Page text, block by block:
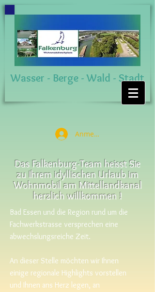
Wasser - Berge - Wald - Stadt
Anmelden
Das Falkenburg-Team heisst Sie
zu Ihrem idyllischen Urlaub im
Wohnmobil am Mittellandkanal
herzlich willkommen !
Bad Essen und die Region rund um die
Fachwerkstrasse versprechen eine
abwechslungsreiche Zeit.
An dieser Stelle möchten wir Ihnen
einige regionale Highlights vorstellen
und Ihnen ans Herz legen, an